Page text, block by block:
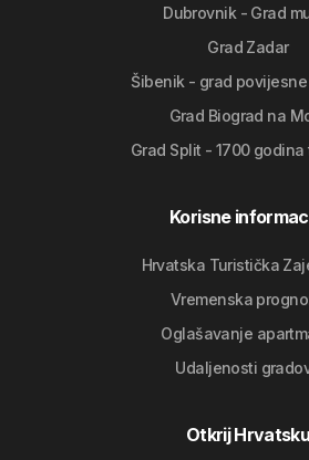
Dubrovnik - Grad
Grad Zadar
Šibenik - grad
Grad Biograd na
Grad Split - 1700
Korisne
Hrvatska Turistička
Vremenska
Oglašavanje
Udaljenosti
Otkrij Hrvatsku